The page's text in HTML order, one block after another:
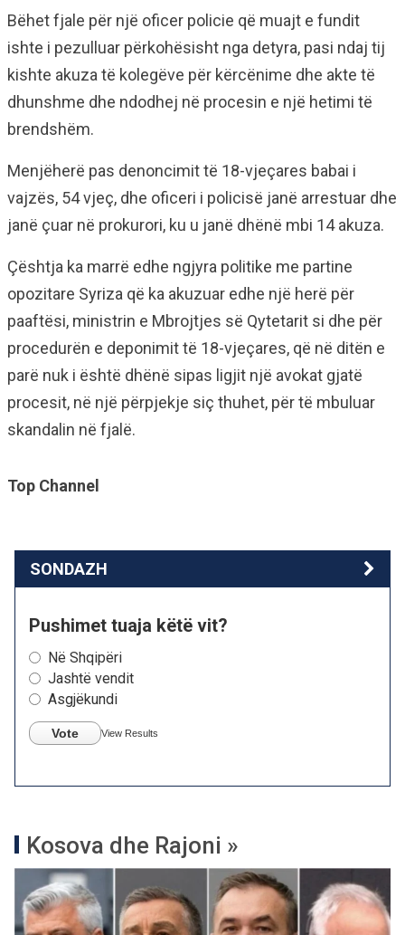
Bëhet fjale për një oficer policie që muajt e fundit
ishte i pezulluar përkohësisht nga detyra, pasi ndaj tij
kishte akuza të kolegëve për kërcënime dhe akte të
dhunshme dhe ndodhej në procesin e një hetimi të
brendshëm.
Menjëherë pas denoncimit të 18-vjeçares babai i
vajzës, 54 vjeç, dhe oficeri i policisë janë arrestuar dhe
janë çuar në prokurori, ku u janë dhënë mbi 14 akuza.
Çështja ka marrë edhe ngjyra politike me partine
opozitare Syriza që ka akuzuar edhe një herë për
paaftësi, ministrin e Mbrojtjes së Qytetarit si dhe për
procedurën e deponimit të 18-vjeçares, që në ditën e
parë nuk i është dhënë sipas ligjit një avokat gjatë
procesit, në një përpjekje siç thuhet, për të mbuluar
skandalin në fjalë.
Top Channel
SONDAZH
Pushimet tuaja këtë vit?
Në Shqipëri
Jashtë vendit
Asgjëkundi
Vote View Results
Kosova dhe Rajoni »